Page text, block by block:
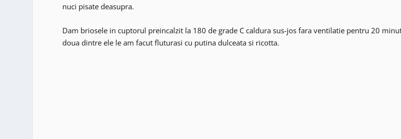
nuci pisate deasupra.
Dam briosele in cuptorul preincalzit la 180 de grade C caldura sus-jos fara ventilatie pentru 20
doua dintre ele le am facut fluturasi cu putina dulceata si ricotta.